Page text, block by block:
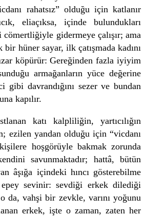
rahatsız” olduğu için katlanır
eliaçıksa, içinde bulundukları
gidermeye çalışır; ama
hüner sayar, ilk çatışmada kadını
köpürür: Gereğinden fazla iyiyim
armağanların yüce değerine
gibi davrandığını sezer ve bundan
kapılır.
katı kalpliliğin, yartıcılığın
ezilen yandan olduğu için “vicdanı
kişilere hoşgörüyle bakmak zorunda
savunmaktadır; hattâ, bütün
âşığa içindeki hıncı gösterebilme
epey sevinir: sevdiği erkek dilediği
da, vahşi bir zevkle, varını yoğunu
erkek, işte o zaman, zaten her